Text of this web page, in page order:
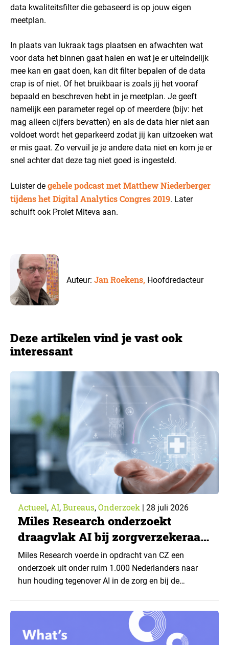
data kwaliteitsfilter die gebaseerd is op jouw eigen
meetplan.
In plaats van lukraak tags plaatsen en afwachten wat
voor data het binnen gaat halen en wat je er uiteindelijk
mee kan en gaat doen, kan dit filter bepalen of de data
crap is of niet. Of het bruikbaar is zoals jij het vooraf
bepaald en beschreven hebt in je meetplan. Je geeft
namelijk een parameter regel op of meerdere (bijv: het
mag alleen cijfers bevatten) en als de data hier niet aan
voldoet wordt het geparkeerd zodat jij kan uitzoeken wat
er mis gaat. Zo vervuil je je andere data niet en kom je er
snel achter dat deze tag niet goed is ingesteld.
Luister de gehele podcast met Matthew Niederberger
tijdens het Digital Analytics Congres 2019. Later
schuift ook Prolet Miteva aan.
Auteur:Jan Roekens, Hoofdredacteur
Deze artikelen vind je vast ook
interessant
Actueel, AI, Bureaus, Onderzoek | 28 juli 2026
Miles Research onderzoekt
draagvlak AI bij zorgverzekeraar
CZ
Miles Research voerde in opdracht van CZ een
onderzoek uit onder ruim 1.000 Nederlanders naar
hun houding tegenover AI in de zorg en bij de
toepassingen, en waar trekken zij een grens? Dit
artikel is aangeleverd door kennispartner Miles